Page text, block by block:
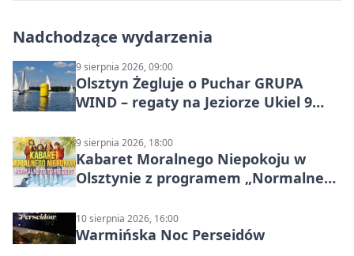
Nadchodzące wydarzenia
9 sierpnia 2026, 09:00
Olsztyn Żegluje o Puchar GRUPA
WIND – regaty na Jeziorze Ukiel 9
9 sierpnia 2026, 18:00
Kabaret Moralnego Niepokoju w
Olsztynie z programem „Normalne
10 sierpnia 2026, 16:00
Warmińska Noc Perseidów